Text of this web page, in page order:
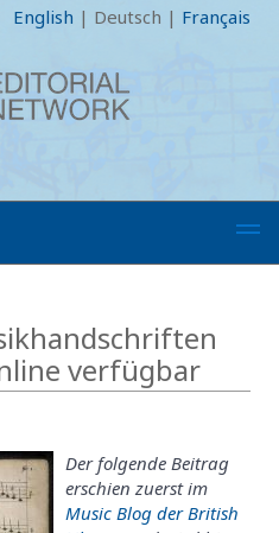
English | Deutsch | Français
verfügbar
Der folgende Beitrag
erschien zuerst im
Music Blog der British